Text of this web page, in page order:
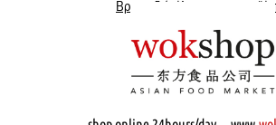
Βρες εδώ όλα μας τα